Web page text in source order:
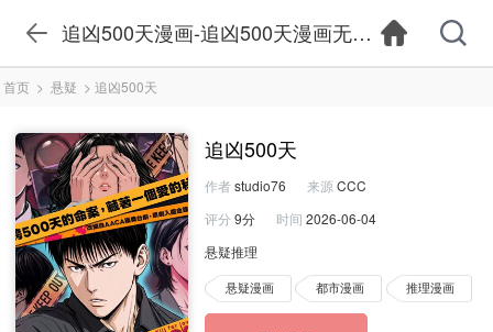
追凶500天漫画-追凶500天漫画无删减版本-追凶
首页 > 悬疑 > 追凶500天
追凶500天
作者 studio76 来源 CCC
评分 9分 时间 2026-06-04
悬疑推理
悬疑漫画 都市漫画 推理漫画